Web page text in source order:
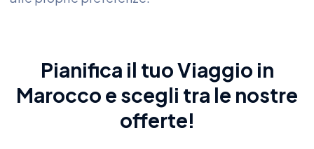
Pianifica il tuoViaggio in
Marocco e scegli tra le nostre
offerte!